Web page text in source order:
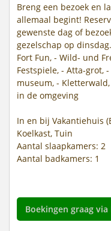
Breng een bezoek en
allemaal begint!
gewenste dag of
gezelschap op
Fort Fun, - Wild- und
Festspiele, - Atta-grot,
museum, -
in de omgeving
In en bij Vakantiehuis
Koelkast, Tuin
Aantal slaapkamers: 2
Aantal badkamers: 1
Boekingen graag